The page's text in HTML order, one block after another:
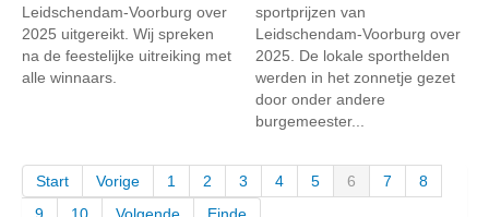
Leidschendam-Voorburg over
2025 uitgereikt. Wij spreken
na de feestelijke uitreiking met
alle winnaars.
sportprijzen van
Leidschendam-Voorburg over
2025. De lokale sporthelden
werden in het zonnetje gezet
door onder andere
burgemeester...
Start Vorige 1 2 3 4 5 6 7
8